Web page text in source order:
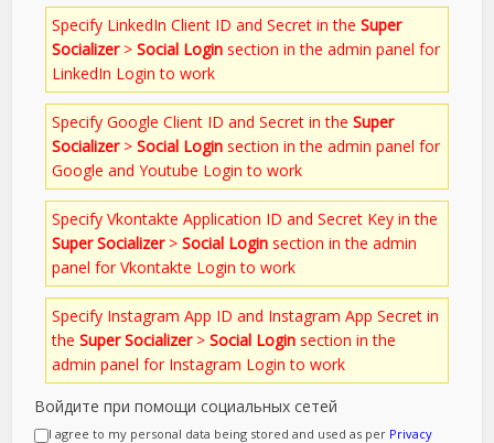
Specify LinkedIn Client ID and Secret in theSuper
Socializer>Social Login section in the admin panel for
LinkedIn Login to work
Specify Google Client ID and Secret in theSuper
Socializer>Social Login section in the admin panel for
Google and Youtube Login to work
Specify Vkontakte Application ID and Secret Key in the
Super Socializer>Social Login section in the admin
panel for Vkontakte Login to work
Specify Instagram App ID and Instagram App Secret in
theSuper Socializer>Social Login section in the
admin panel for Instagram Login to work
Войдите при помощи социальных сетей
I agree to my personal data being stored and used as per Privacy